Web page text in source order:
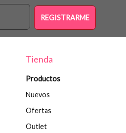
REGISTRARME
Tienda
Productos
Nuevos
Ofertas
Outlet